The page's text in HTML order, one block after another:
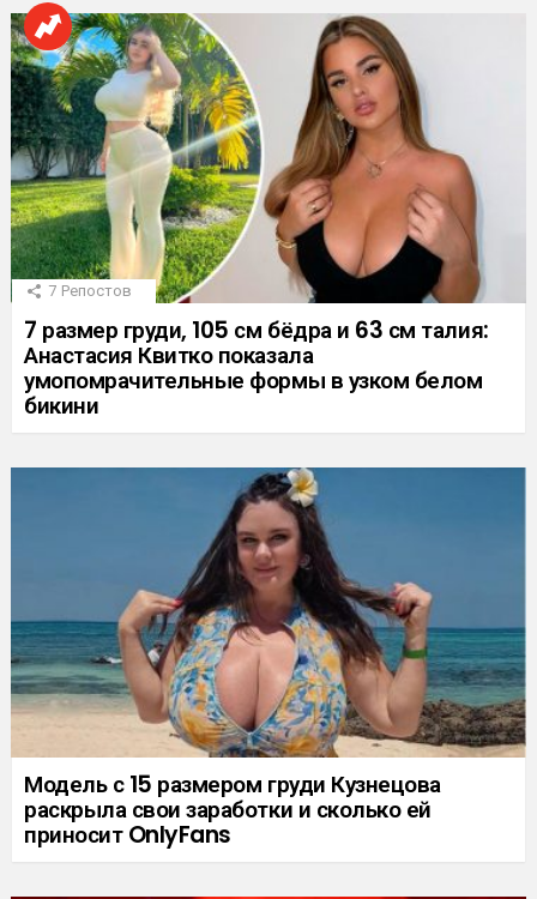
7 Репостов
7 размер груди, 105 см бёдра и 63 см талия:
Анастасия Квитко показала
умопомрачительные формы в узком белом
бикини
Модель с 15 размером груди Кузнецова
раскрыла свои заработки и сколько ей
приносит OnlyFans